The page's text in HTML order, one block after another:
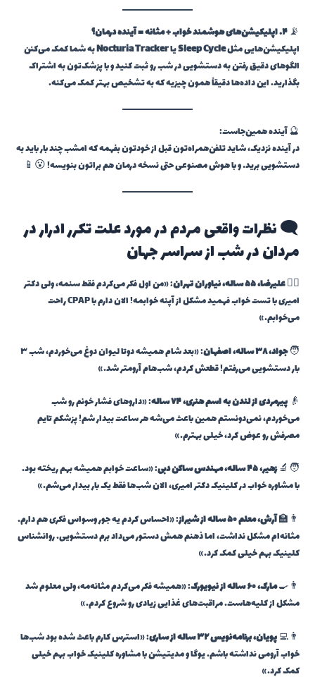
📡۴. اپلیکیشن‌های هوشمند خواب + مثانه = آینده درمان؟
اپلیکیشن‌هایی مثلSleep CycleیاNocturia Trackerبه شما کمک می‌کنن
الگوهای دقیق رفتن به دستشویی در شب رو ثبت کنید و با پزشک‌تون به اشتراک
بگذارید. این داده‌ها دقیقاً همون چیزیه که به تشخیص بهتر کمک می‌کنه.
🔮 آینده همین‌جاست:
در آینده نزدیک، شاید تلفن‌همراه‌تون قبل از خودتون بفهمه که امشب چند بار باید به
دستشویی برید… و با هوش مصنوعی حتی نسخه درمان هم براتون بنویسه! 😮📱
🗨️ نظرات واقعی مردم در مورد علت تکرر ادرار در
مردان در شب از سراسر جهان
👨‍⚕️علیرضا، ۵۵ ساله، نیاوران تهران
: «من اول فکر می‌کردم فقط سنمه، ولی دکتر
امیری با تست خواب فهمید مشکل از آپنه خوابمه! الان دارم با CPAP راحت
می‌خوابم.»
🧑جواد، ۳۸ ساله، اصفهان
: «بعد شام همیشه دوتا لیوان دوغ می‌خوردم، شب ۳
بار دستشویی می‌رفتم! قطعش کردم، شب‌هام آرومتر شد.»
👴پیرمردی از لندن به اسم هنری، ۷۴ ساله
: «داروهای فشار خونم رو شب
می‌خوردم، نمی‌دونستم همین باعث می‌شه هر ساعت بیدار شم! پزشکم تایم
مصرفش رو عوض کرد، خیلی بهترم.»
🧑‍🔬زهیر، ۴۵ ساله، مهندس ساکن دبی
: «ساعت خوابم همیشه بهم ریخته بود.
با مشاوره خواب در کلینیک دکتر امیری، الان شب‌ها فقط یک بار بیدار می‌شم.»
👨‍🏫آرش، معلم ۵۰ ساله از شیراز
: «احساس کردم یه جور وسواس فکری هم دارم.
مثانه‌ام مشکل نداشت، اما ذهنم همش دستور می‌داد برم دستشویی. روانشناس
کلینیک بهم خیلی کمک کرد.»
👨‍🍳مارک، ۶۰ ساله از نیویورک
: «همیشه فکر می‌کردم مثانه‌مه، ولی معلوم شد
مشکل از کلیه‌هاست. مراقبت‌های غذایی زیادی رو شروع کردم.»
👨‍💻پویان، برنامه‌نویس ۳۲ ساله از ساری
: «استرس کارم باعث شده بود شب‌ها
خواب آرومی نداشته باشم. یوگا و مدیتیشن با مشاوره کلینیک خواب بهم خیلی
کمک کرد.»